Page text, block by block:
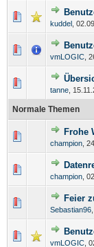
kuddel
vmLOGIC
tanne
Normale Themen
Frohe
champion
champion
Feier
Sebastian96
vmLOGIC